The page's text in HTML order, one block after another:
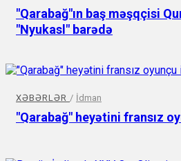
"Qarabağ"ın baş məşqçisi
"Nyukasl" barədə
XƏBƏRLƏR / İdman
"Qarabağ" heyətini fransız